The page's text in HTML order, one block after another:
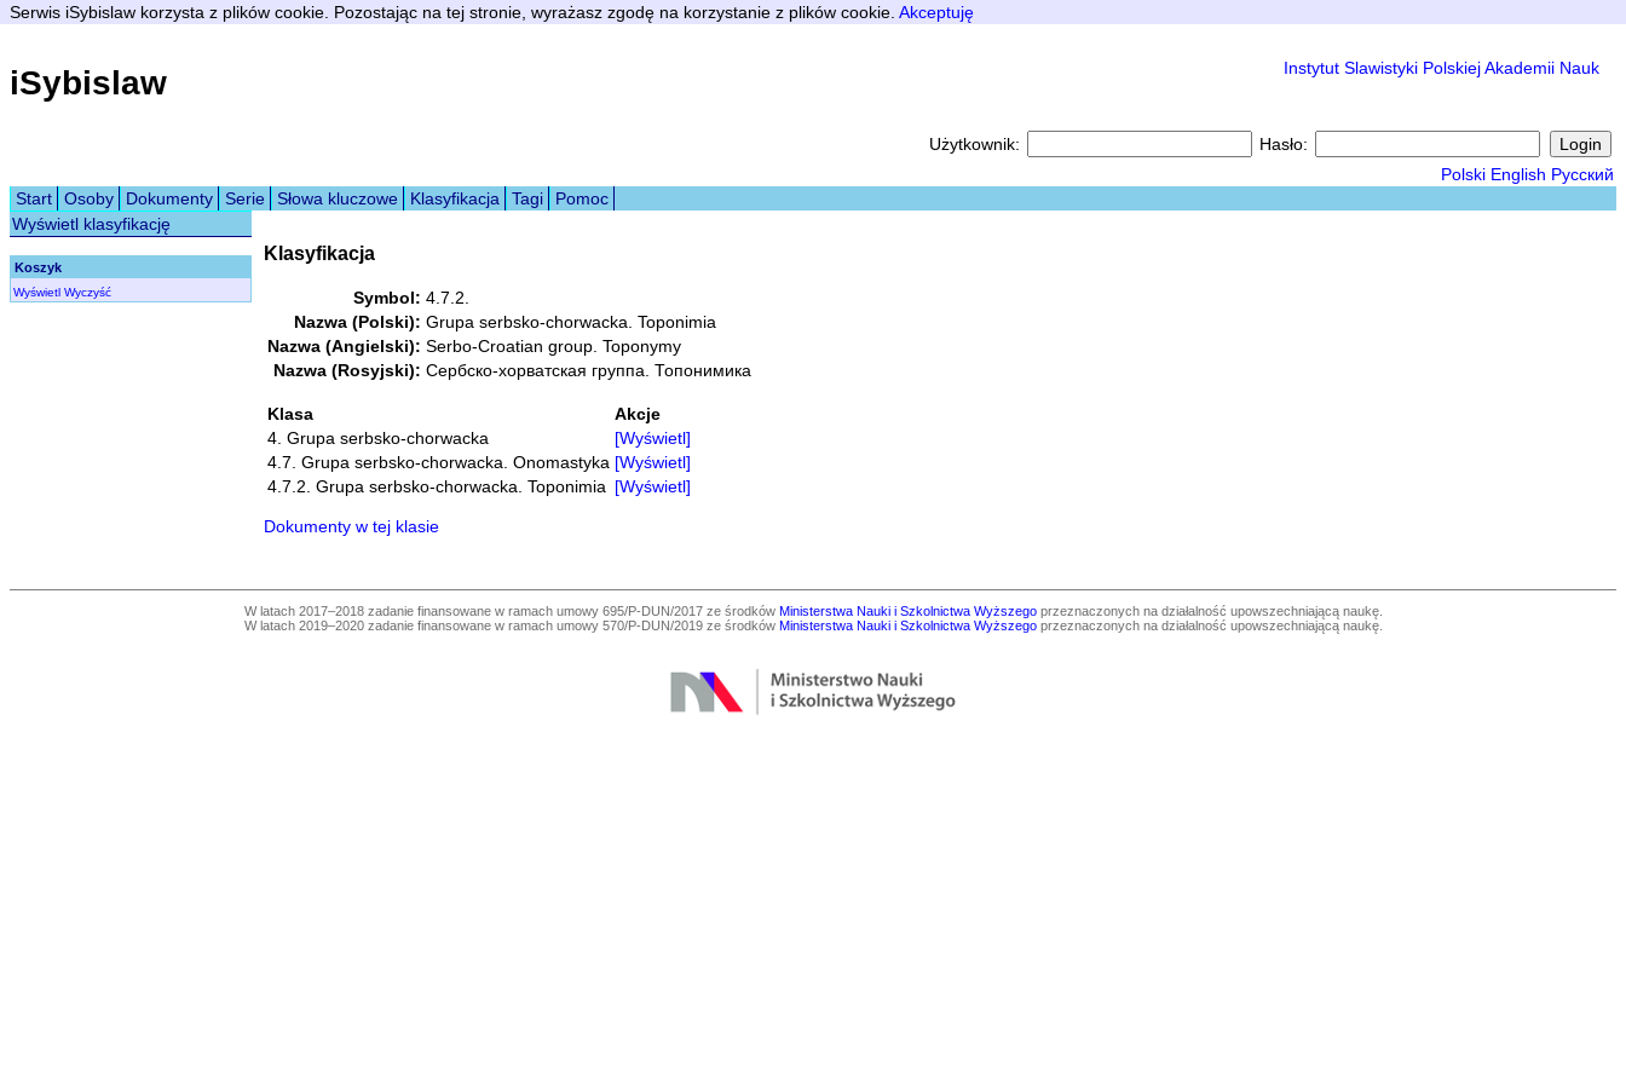
Serwis iSybislaw korzysta z plików cookie. Pozostając na tej stronie, wyrażasz zgodę na korzystanie z plików cookie. Akceptuję
iSybislaw Instytut Slawistyki Polskiej Akademii Nauk
Użytkownik:
Hasło:
Polski English Русский
Start
Osoby Dokumenty Serie Słowa kluczowe Klasyfikacja Tagi
Pomoc
Wyświetl klasyfikację
Koszyk
Wyświetl Wyczyść
Klasyfikacja
Symbol: 4.7.2.
Nazwa (Polski): Grupa serbsko-chorwacka. Toponimia
Nazwa (Angielski): Serbo-Croatian group. Toponymy
Nazwa (Rosyjski): Сербско-хорватская группа. Топонимика
Klasa
Akcje
4. Grupa serbsko-chorwacka
[Wyświetl]
4.7. Grupa serbsko-chorwacka. Onomastyka [Wyświetl]
4.7.2. Grupa serbsko-chorwacka. Toponimia [Wyświetl]
Dokumenty w tej klasie
W latach 2017–2018 zadanie finansowane w ramach umowy 695/P-DUN/2017 ze środków Ministerstwa Nauki i Szkolnictwa Wyższegoprzeznaczonych na działalność upowszechniającą naukę.
W latach 2019–2020 zadanie finansowane w ramach umowy 570/P-DUN/2019 ze środków Ministerstwa Nauki i Szkolnictwa Wyższegoprzeznaczonych na działalność upowszechniającą naukę.